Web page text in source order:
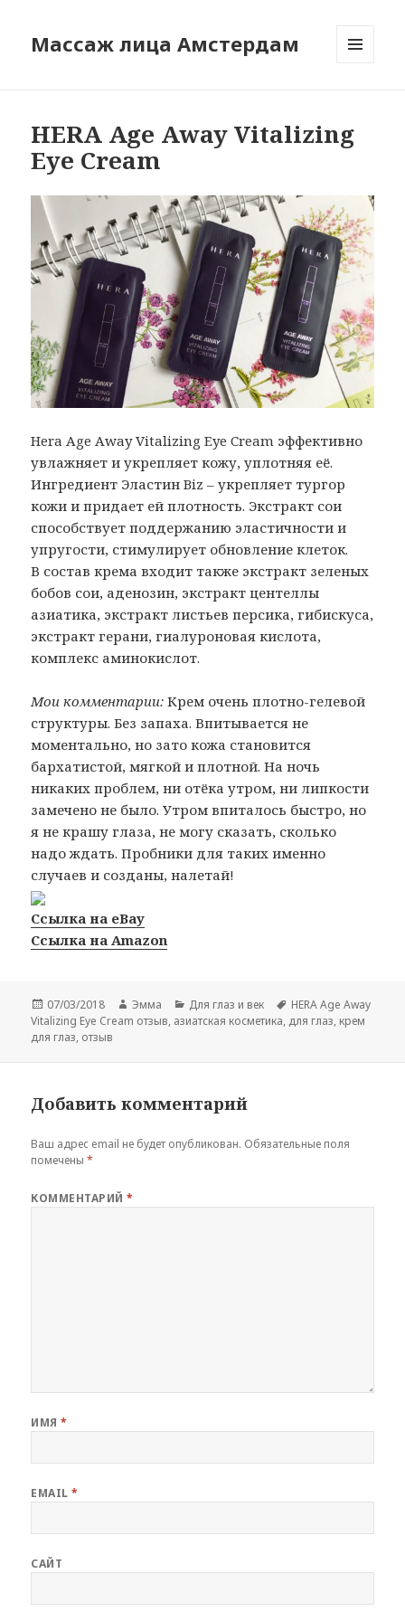
Массаж лица Амстердам
HERA Age Away Vitalizing
Eye Cream
Hera Age Away Vitalizing Eye Cream эффективно
увлажняет и укрепляет кожу, уплотняя её.
Ингредиент Эластин Biz – укрепляет тургор
кожи и придает ей плотность. Экстракт сои
способствует поддержанию эластичности и
упругости, стимулирует обновление клеток.
В состав крема входит также экстракт зеленых
бобов сои, аденозин, экстракт центеллы
азиатика, экстракт листьев персика, гибискуса,
экстракт герани, гиалуроновая кислота,
комплекс аминокислот.
Мои комментарии: Крем очень плотно-гелевой
структуры. Без запаха. Впитывается не
моментально, но зато кожа становится
бархатистой, мягкой и плотной. На ночь
никаких проблем, ни отёка утром, ни липкости
замечено не было. Утром впиталось быстро, но
я не крашу глаза, не могу сказать, сколько
надо ждать. Пробники для таких именно
случаев и созданы, налетай!
Ссылка на eBay
Ссылка на Amazon
Опубликовано
07/03/2018 Автор
Эмма Рубрики
Для глаз и век Метки
HERA Age Away
Vitalizing Eye Cream отзыв, азиатская косметика, для глаз, крем
для глаз, отзыв
Добавить комментарий
Ваш адрес email не будет опубликован. Обязательные поля
помечены*
КОММЕНТАРИЙ*
ИМЯ*
EMAIL*
САЙТ